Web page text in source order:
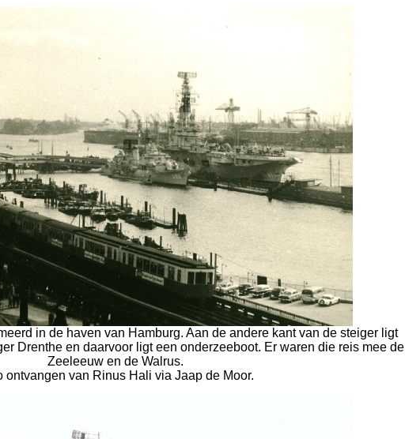
in de haven van Hamburg. Aan de andere kant van de steiger ligt
Drenthe en daarvoor ligt een onderzeeboot. Er waren die reis mee de
Zeeleeuw en de Walrus.
ontvangen van Rinus Hali via Jaap de Moor.